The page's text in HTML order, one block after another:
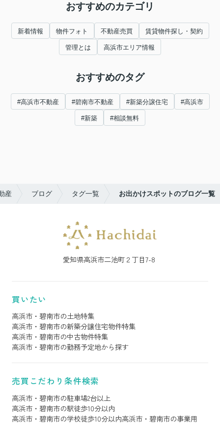
おすすめのカテゴリ
新着情報 物件フォト 不動産売買 賃貸物件探し・契約
管理とは 高浜市エリア情報
おすすめのタグ
#高浜市不動産 #碧南市不動産 #新築分譲住宅 #高浜市
#新築 #相談無料
産 ブログ タグ一覧 お出かけスポットのブログ一覧
愛知県高浜市二池町２丁目7-8
買いたい
高浜市・碧南市の土地特集
高浜市・碧南市の新築分譲住宅物件特集
高浜市・碧南市の中古物件特集
高浜市・碧南市の勤務予定地から探す
売買こだわり条件検索
高浜市・碧南市の駐車場2台以上
高浜市・碧南市の駅徒歩10分以内
高浜市・碧南市の学校徒歩10分以内高浜市・碧南市の事業用